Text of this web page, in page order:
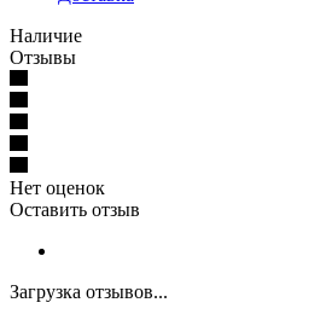
Наличие
Отзывы
Нет оценок
Оставить отзыв
Загрузка отзывов...